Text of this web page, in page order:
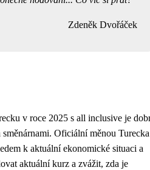
Zdeněk Dvořáček
v roce 2025 s all inclusive je
směnárnami. Oficiální měnou Turecka
k aktuální ekonomické situaci a
aktuální kurz a zvážit, zda je